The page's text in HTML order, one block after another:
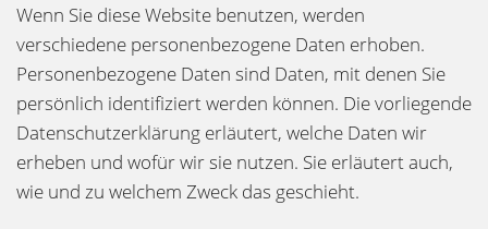
Wenn Sie diese Website benutzen, werden
verschiedene personenbezogene Daten erhoben.
Personenbezogene Daten sind Daten, mit denen Sie
persönlich identifiziert werden können. Die vorliegende
Datenschutzerklärung erläutert, welche Daten wir
erheben und wofür wir sie nutzen. Sie erläutert auch,
wie und zu welchem Zweck das geschieht.